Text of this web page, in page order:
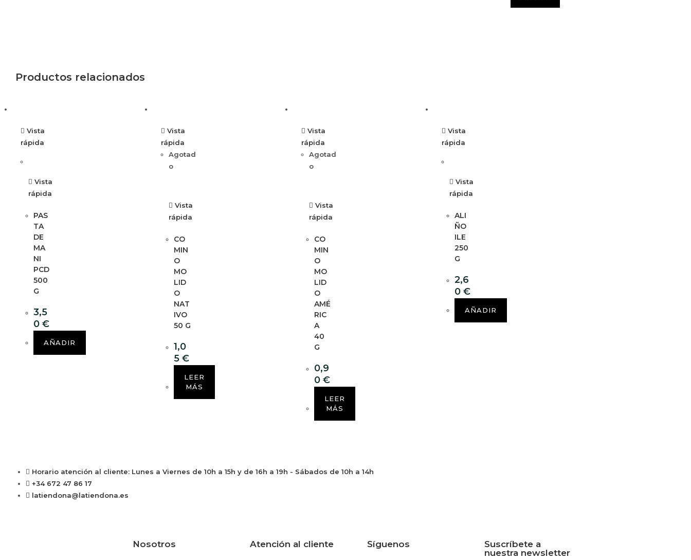
Productos relacionados
Vista
rápida
Vista
rápida
PAS
TA
DE
MA
NI
PCD
500
G
3,5
0 €
AÑADIR
Vista
rápida
Agotad
o
Vista
rápida
CO
MIN
O
MO
LID
O
NAT
IVO
50 G
1,0
5€
LEER
MÁS
Vista
rápida
Agotad
o
Vista
rápida
CO
MIN
O
MO
LID
O
AMÉ
RIC
A
40
G
0,9
0€
LEER
MÁS
Vista
rápida
Vista
rápida
ALI
ÑO
ILE
250
G
2,6
0€
AÑADIR
Horario atención al cliente: Lunes a Viernes de 10h a 15h y de 16h a 19h - Sábados de 10h a 14h
+34 672 47 86 17
latiendona@latiendona.es
Nosotros Atención al cliente Síguenos
Suscríbete a
nuestra newsletter